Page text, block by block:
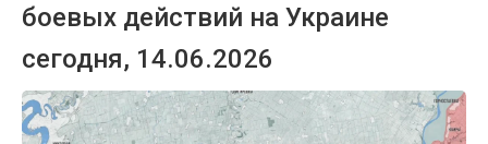
боевых действий на Украине
сегодня, 14.06.2026